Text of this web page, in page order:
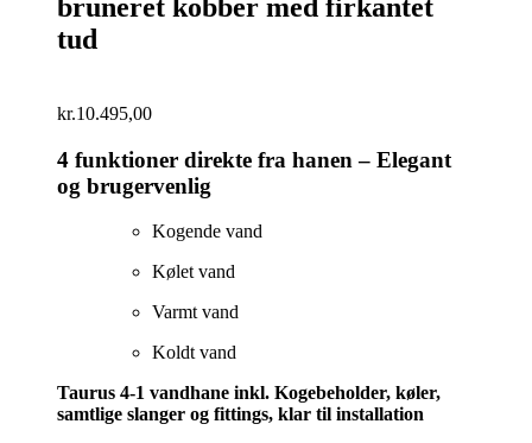
bruneret kobber med firkantet
tud
kr.10.495,00
4 funktioner direkte fra hanen – Elegant
og brugervenlig
Kogende vand
Kølet vand
Varmt vand
Koldt vand
Taurus 4-1 vandhane inkl. Kogebeholder, køler,
samtlige slanger og fittings, klar til installation